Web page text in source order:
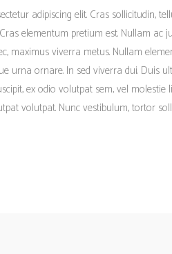
adipiscing elit. Cras sollicitudin,
elementum pretium est. Nullam ac
maximus viverra metus. Nullam
urna ornare. In sed viverra dui. Duis
ex odio volutpat sem, vel
volutpat. Nunc vestibulum, tortor